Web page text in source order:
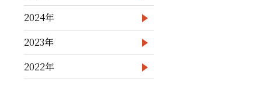
2024年
2023年
2022年